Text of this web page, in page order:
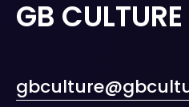
GB CULTURE